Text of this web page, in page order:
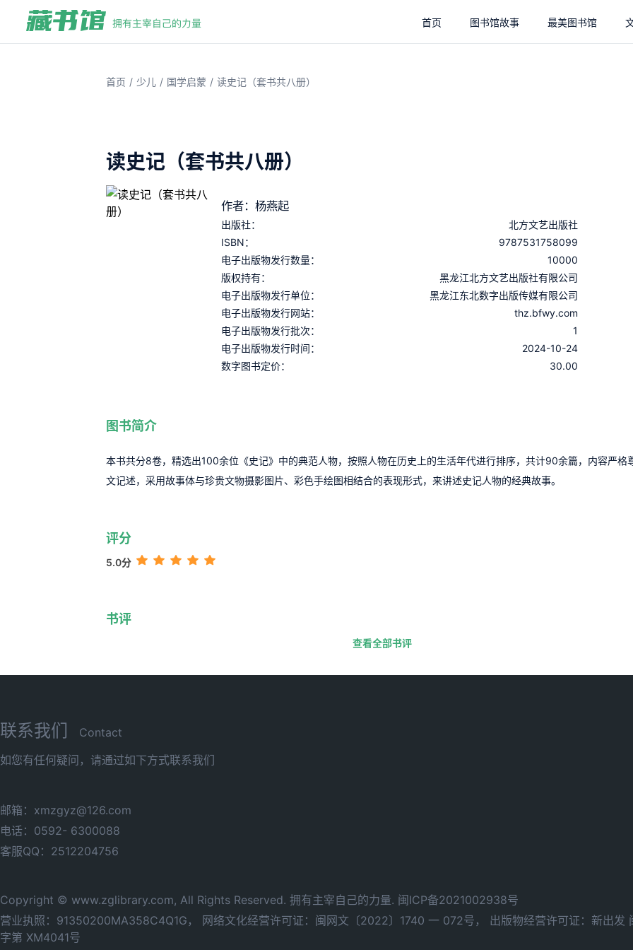
首页 图书馆故事 最美图书馆
首页 / 少儿 / 国学启蒙 / 读史记（套书共八册）
读史记（套书共八册）
作者：杨燕起
出版社：
北方文艺出版社
ISBN：
9787531758099
电子出版物发行数量：
10000
版权持有：
黑龙江北方文艺出版社有限公司
电子出版物发行单位：
黑龙江东北数字出版传媒有限公司
电子出版物发行网站：
thz.bfwy.com
电子出版物发行批次：
1
电子出版物发行时间：
2024-10-24
数字图书定价：
30.00
图书简介
本书共分8卷，精选出100余位《史记》中的典范人物，按照人物在历史上的生活年代进行排序，共计90余篇，内容严格
文记述，采用故事体与珍贵文物摄影图片、彩色手绘图相结合的表现形式，来讲述史记人物的经典故事。
评分
5.0分
书评
查看全部书评
联系我们
Contact
如您有任何疑问，请通过如下方式联系我们
邮箱：xmzgyz@126.com
电话：0592- 6300088
客服QQ：2512204756
Copyright © www.zglibrary.com, All Rights Reserved. 拥有主宰自己的力量. 闽ICP备2021002938号
营业执照：91350200MA358C4Q1G，
网络文化经营许可证：闽网文〔2022〕1740 一 072号，
出版物经营许可证：新出发
字第 XM4041号